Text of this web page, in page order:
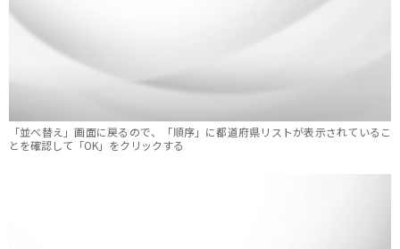
「並べ替え」画面に戻るので、「順序」に都道府県リストが表示されているこ
とを確認して「OK」をクリックする